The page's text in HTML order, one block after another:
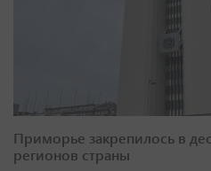
Приморье закрепилось в
регионов страны